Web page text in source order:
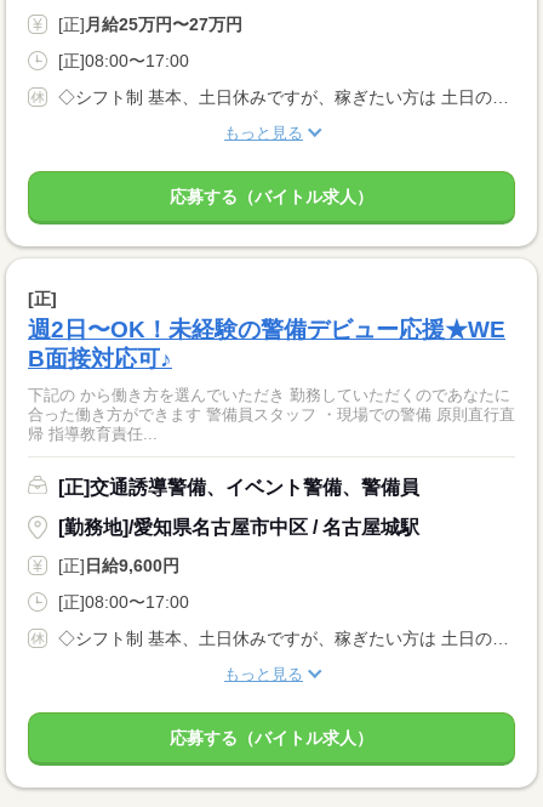
[正]月給25万円〜27万円
[正]08:00〜17:00
◇シフト制 基本、土日休みですが、稼ぎたい方は 土日のシフトに入ることも可能！ ◆休日休暇は自由！ あなたの休みたいときに休める♪ 休み希望も平日に出したり と自由にシフトが組めます！ ◆有給休暇
もっと見る
応募する（バイトル求人）
[正]
週2日〜OK！未経験の警備デビュー応援★WE
B面接対応可♪
下記の から働き方を選んでいただき 勤務していただくのであなたに
合った働き方ができます 警備員スタッフ ・現場での警備 原則直行直
帰 指導教育責任...
[正]交通誘導警備、イベント警備、警備員
[勤務地]/愛知県名古屋市中区 / 名古屋城駅
[正] 日給9,600円
[正]08:00〜17:00
◇シフト制 基本、土日休みですが、稼ぎたい方は 土日のシフトに入ることも可能！ ◆休日休暇は自由！ あなたの休みたいときに休める♪ 休み希望も平日に出したり と自由にシフトが組めます！ ◆有給休暇
もっと見る
応募する（バイトル求人）